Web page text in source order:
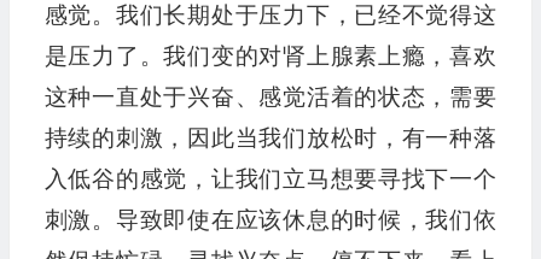
感觉。我们长期处于压力下，已经不觉得这
是压力了。我们变的对肾上腺素上瘾，喜欢
这种一直处于兴奋、感觉活着的状态，需要
持续的刺激，因此当我们放松时，有一种落
入低谷的感觉，让我们立马想要寻找下一个
刺激。导致即使在应该休息的时候，我们依